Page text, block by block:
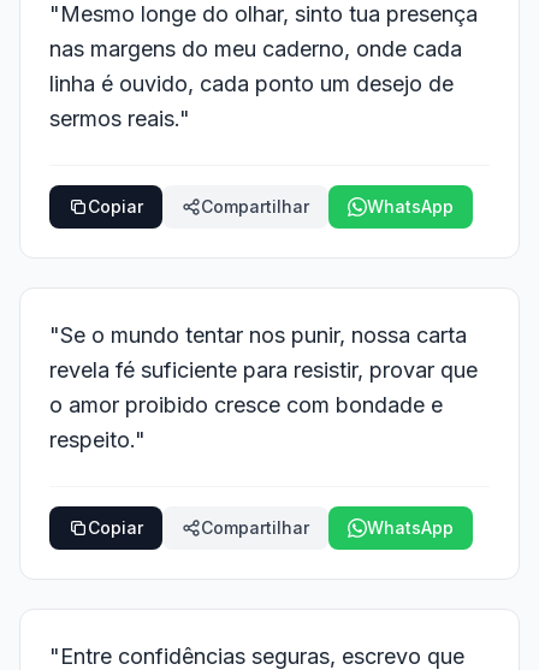
"Mesmo longe do olhar, sinto tua presença
nas margens do meu caderno, onde cada
linha é ouvido, cada ponto um desejo de
sermos reais."
Copiar Compartilhar WhatsApp
"Se o mundo tentar nos punir, nossa carta
revela fé suficiente para resistir, provar que
o amor proibido cresce com bondade e
respeito."
Copiar Compartilhar WhatsApp
"Entre confidências seguras, escrevo que